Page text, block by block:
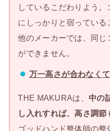
しているこだわりよう
にしっかりと宿っている
他のメーカーでは、同じ
ができません。
万一高さが合わなく
THE MAKURAは、 中の
し入れすれば、高さ調節
ゴッドハンド整体師の